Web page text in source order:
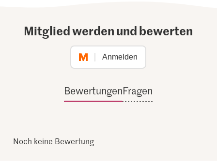
Mitglied werden und bewerten
Anmelden
BewertungenFragen
Noch keine Bewertung